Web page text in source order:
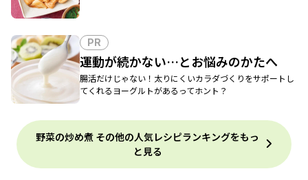
PR
運動が続かない…とお悩みのかたへ
腸活だけじゃない！太りにくいカラダづくりをサポートし
てくれるヨーグルトがあるってホント？
野菜の炒め煮 その他の人気レシピランキングをもっ
と見る